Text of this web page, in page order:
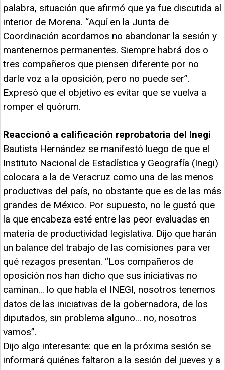
palabra, situación que afirmó que ya fue discutida al
interior de Morena. “Aquí en la Junta de
Coordinación acordamos no abandonar la sesión y
mantenernos permanentes. Siempre habrá dos o
tres compañeros que piensen diferente por no
darle voz a la oposición, pero no puede ser”.
Expresó que el objetivo es evitar que se vuelva a
romper el quórum.
Reaccionó a calificación reprobatoria del Inegi
Bautista Hernández se manifestó luego de que el
Instituto Nacional de Estadística y Geografía (Inegi)
colocara a la de Veracruz como una de las menos
productivas del país, no obstante que es de las más
grandes de México. Por supuesto, no le gustó que
la que encabeza esté entre las peor evaluadas en
materia de productividad legislativa. Dijo que harán
un balance del trabajo de las comisiones para ver
qué rezagos presentan. “Los compañeros de
oposición nos han dicho que sus iniciativas no
caminan... lo que habla el INEGI, nosotros tenemos
datos de las iniciativas de la gobernadora, de los
diputados, sin problema alguno... no, nosotros
vamos”.
Dijo algo interesante: que en la próxima sesión se
informará quiénes faltaron a la sesión del jueves y a